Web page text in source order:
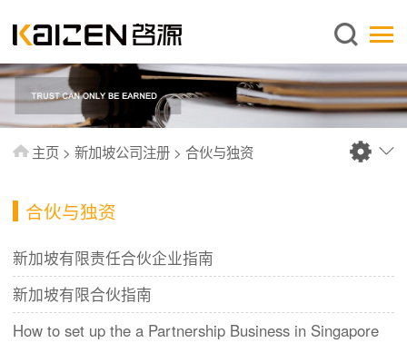
简体中文
关于启源
服务范围
新闻中心
常见问题
联系我们
主页 > 新加坡公司注册 > 合伙与独资
合伙与独资
新加坡有限责任合伙企业指南
新加坡有限合伙指南
How to set up the a Partnership Business in Singapore